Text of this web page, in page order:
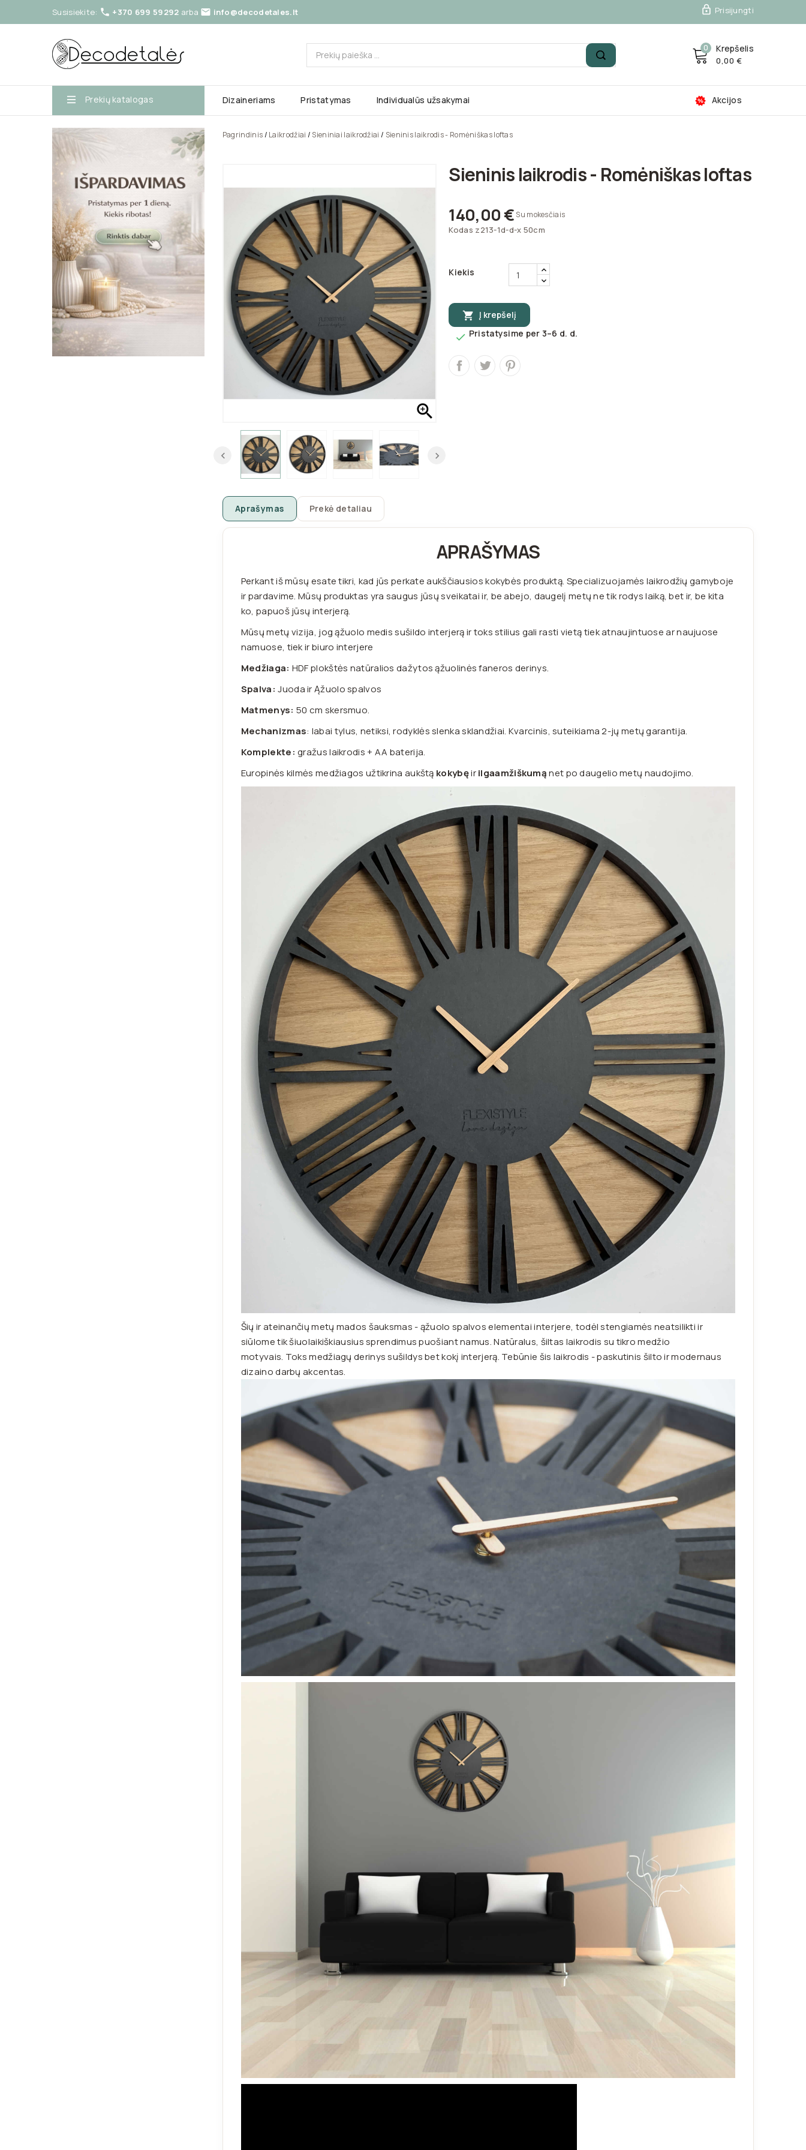
Susisiekite:  +370 699 59292 arba  info@decodetales.lt  Prisijungti
0 Krepšelis
0,00 €
Prekių katalogas Dizaineriams Pristatymas Individualūs užsakymai Akcijos
Pagrindinis Laikrodžiai Sieniniai laikrodžiai Sieninis laikrodis - Romėniškas loftas

Sieninis laikrodis - Romėniškas loftas
140,00 € Su mokesčiais
Kodas z213-1d-d-x 50cm
Kiekis
 Į krepšelį
 Pristatysime per 3–6 d. d.
Aprašymas Prekė detaliau
APRAŠYMAS
Perkant iš mūsų esate tikri, kad jūs perkate aukščiausios kokybės produktą. Specializuojamės laikrodžių gamyboje
ir pardavime. Mūsų produktas yra saugus jūsų sveikatai ir, be abejo, daugelį metų ne tik rodys laiką, bet ir, be kita
ko, papuoš jūsų interjerą.
Mūsų metų vizija, jog ąžuolo medis sušildo interjerą ir toks stilius gali rasti vietą tiek atnaujintuose ar naujuose
namuose, tiek ir biuro interjere
Medžiaga: HDF plokštės natūralios dažytos ąžuolinės faneros derinys.
Spalva: Juoda ir Ąžuolo spalvos
Matmenys: 50 cm skersmuo.
Mechanizmas: labai tylus, netiksi, rodyklės slenka sklandžiai. Kvarcinis, suteikiama 2-jų metų garantija.
Komplekte: gražus laikrodis + AA baterija.
Europinės kilmės medžiagos užtikrina aukštą kokybęirilgaamžiškumąnet po daugelio metų naudojimo.
Šių ir ateinančių metų mados šauksmas - ąžuolo spalvos elementai interjere, todėl stengiamės neatsilikti ir
siūlome tik šiuolaikiškiausius sprendimus puošiant namus. Natūralus, šiltas laikrodis su tikro medžio
motyvais. Toks medžiagų derinys sušildys bet kokį interjerą. Tebūnie šis laikrodis - paskutinis šilto ir modernaus
dizaino darbų akcentas.